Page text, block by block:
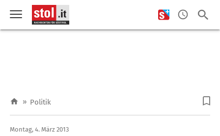
» Politik
Montag, 4. März 2013